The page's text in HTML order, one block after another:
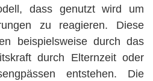
dass genutzt wird um
zu reagieren. Diese
beispielsweise durch das
durch Elternzeit oder
entstehen. Die